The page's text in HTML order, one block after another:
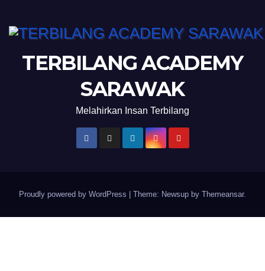
TERBILANG ACADEMY
SARAWAK
Melahirkan Insan Terbilang
Proudly powered by WordPress Theme: Newsup by Themeansar.